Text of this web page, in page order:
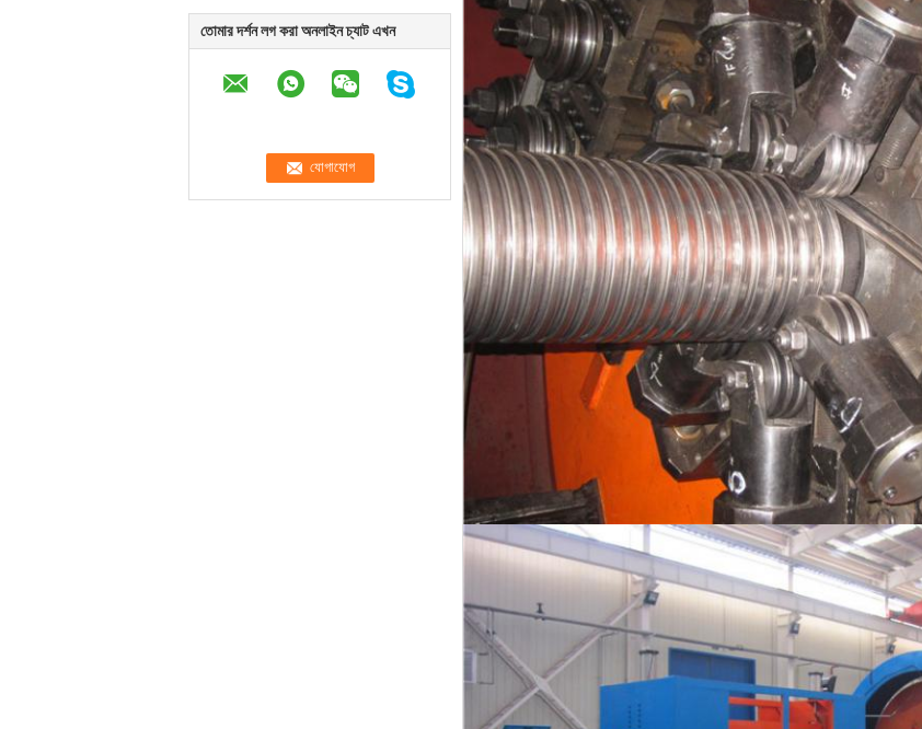
তোমার দর্শন লগ করা অনলাইন চ্যাট এখন